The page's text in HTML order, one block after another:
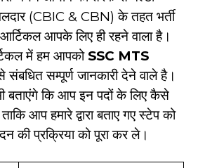
(CBIC & CBN) के तहत भर्ती
आपके लिए ही रहने वाला है।
में हम आपकोSSC MTS
संबधित सम्पूर्ण जानकारी देने वाले है।
बताएंगे कि आप इन पदों के लिए कैसे
आप हमारे द्वारा बताए गए स्टेप को
की प्रक्रिया को पूरा कर ले।